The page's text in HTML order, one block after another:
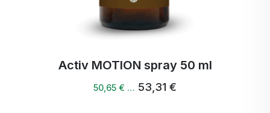
Activ MOTION spray 50 ml
50,65 € … 53,31 €